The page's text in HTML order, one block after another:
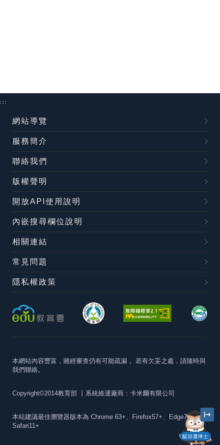
貓頭鷹博士
:::
網站導覽
服務簡介
聯絡我們
版權聲明
開放API使用說明
內嵌搜尋欄位說明
相關連結
常見問題
隱私權政策
本網站內容豐富，雖經審查仍有可能疏漏， 若有欠妥之處，請隨時與
我們聯絡。
Copyright©2014教育部 丨系統維運廠商：卡米爾有限公司
本站建議最佳瀏覽器版本為 Chrome 63+、Firefox57+、Edge79+及
Safari11+